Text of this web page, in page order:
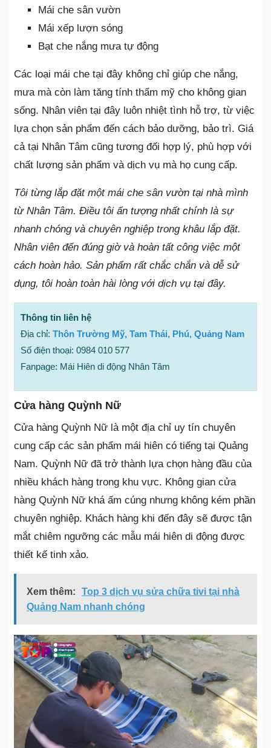
Mái che sân vườn
Mái xếp lượn sóng
Bạt che nắng mưa tự động
Các loại mái che tại đây không chỉ giúp che nắng,
mưa mà còn làm tăng tính thẩm mỹ cho không gian
sống. Nhân viên tại đây luôn nhiệt tình hỗ trợ, từ việc
lựa chọn sản phẩm đến cách bảo dưỡng, bảo trì. Giá
cả tại Nhân Tâm cũng tương đối hợp lý, phù hợp với
chất lượng sản phẩm và dịch vụ mà họ cung cấp.
Tôi từng lắp đặt một mái che sân vườn tại nhà mình
từ Nhân Tâm. Điều tôi ấn tượng nhất chính là sự
nhanh chóng và chuyên nghiệp trong khâu lắp đặt.
Nhân viên đến đúng giờ và hoàn tất công việc một
cách hoàn hảo. Sản phẩm rất chắc chắn và dễ sử
dụng, tôi hoàn toàn hài lòng với dịch vụ tại đây.
Thông tin liên hệ
Địa chỉ: Thôn Trường Mỹ, Tam Thái, Phú, Quảng Nam
Số điện thoại: 0984 010 577
Fanpage: Mái Hiên di động Nhân Tâm
Cửa hàng Quỳnh Nữ
Cửa hàng Quỳnh Nữ là một địa chỉ uy tín chuyên
cung cấp các sản phẩm mái hiên có tiếng tại Quảng
Nam. Quỳnh Nữ đã trở thành lựa chọn hàng đầu của
nhiều khách hàng trong khu vực. Không gian cửa
hàng Quỳnh Nữ khá ấm cúng nhưng không kém phần
chuyên nghiệp. Khách hàng khi đến đây sẽ được tận
mắt chiêm ngưỡng các mẫu mái hiên di động được
thiết kế tinh xảo.
Xem thêm:
Top 3 dịch vụ sửa chữa tivi tại nhà
Quảng Nam nhanh chóng